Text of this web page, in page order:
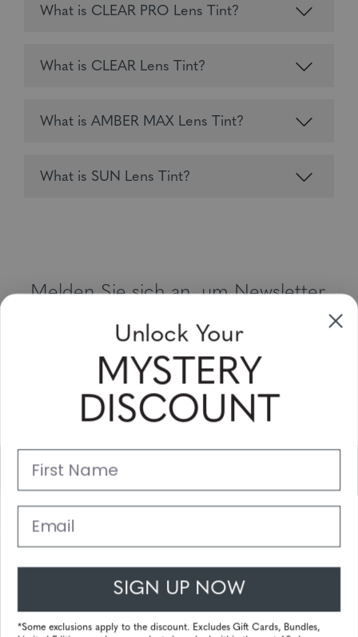
What is CLEAR PRO Lens Tint?
What is CLEAR Lens Tint?
What is AMBER MAX Lens Tint?
What is SUN Lens Tint?
Melden Sie sich an, um Newsletter,
Sonderangebote und Gutscheine zu
erhalten
Bitte geben Sie Ihre E-Mail Adresse ein und abonnieren Sie!
Unterstützung
Unlock Your
MYSTERY
DISCOUNT
First Name
Email
SIGN UP NOW
*Some exclusions apply to the discount. Excludes Gift Cards, Bundles,